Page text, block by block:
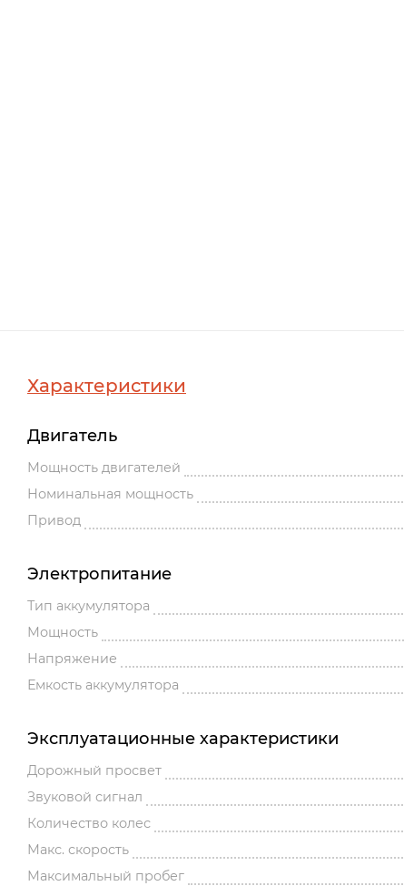
Характеристики
Двигатель
Мощность двигателей
Номинальная мощность
Привод
Электропитание
Тип аккумулятора
Мощность
Напряжение
Емкость аккумулятора
Эксплуатационные характеристики
Дорожный просвет
Звуковой сигнал
Количество колес
Макс. скорость
Максимальный пробег